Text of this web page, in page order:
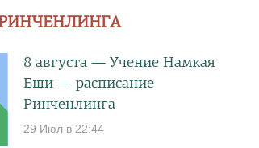
8 августа — Учение Намкая
Еши — расписание
Ринченлинга
29 Июл в 22:44